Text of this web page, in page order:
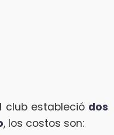
club estableció dos
, los costos son: